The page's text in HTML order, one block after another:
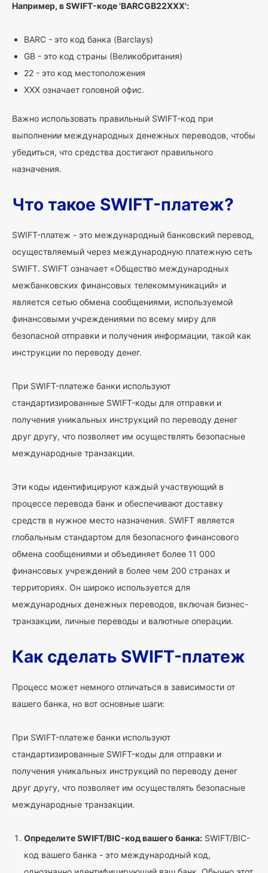
Например, в SWIFT-коде 'BARCGB22XXX':
BARC - это код банка (Barclays)
GB - это код страны (Великобритания)
22 - это код местоположения
XXX означает головной офис.
Важно использовать правильный SWIFT-код при
выполнении международных денежных переводов, чтобы
убедиться, что средства достигают правильного
назначения.
Что такое SWIFT-платеж?
SWIFT-платеж - это международный банковский перевод,
осуществляемый через международную платежную сеть
SWIFT. SWIFT означает «Общество международных
межбанковских финансовых телекоммуникаций» и
является сетью обмена сообщениями, используемой
финансовыми учреждениями по всему миру для
безопасной отправки и получения информации, такой как
инструкции по переводу денег.
При SWIFT-платеже банки используют
стандартизированные SWIFT-коды для отправки и
получения уникальных инструкций по переводу денег
друг другу, что позволяет им осуществлять безопасные
международные транзакции.
Эти коды идентифицируют каждый участвующий в
процессе перевода банк и обеспечивают доставку
средств в нужное место назначения. SWIFT является
глобальным стандартом для безопасного финансового
обмена сообщениями и объединяет более 11 000
финансовых учреждений в более чем 200 странах и
территориях. Он широко используется для
международных денежных переводов, включая бизнес-
транзакции, личные переводы и валютные операции.
Как сделать SWIFT-платеж
Процесс может немного отличаться в зависимости от
вашего банка, но вот основные шаги:
При SWIFT-платеже банки используют
стандартизированные SWIFT-коды для отправки и
получения уникальных инструкций по переводу денег
друг другу, что позволяет им осуществлять безопасные
международные транзакции.
Определите SWIFT/BIC-код вашего банка: SWIFT/BIC-
код вашего банка - это международный код,